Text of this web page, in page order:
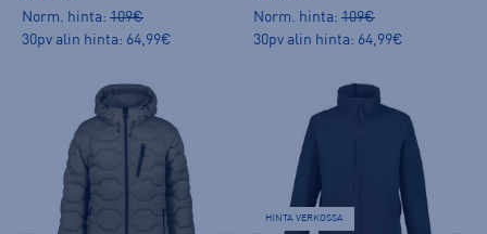
Norm. hinta: 109€
30pv alin hinta: 64,99€
Norm. hinta: 109€
30pv alin hinta: 64,99€
HINTA VERKOSSA